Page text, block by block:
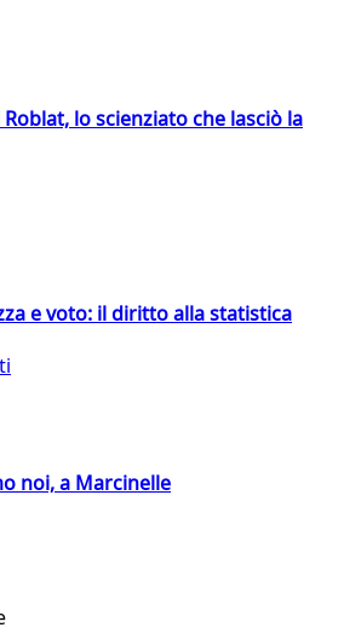
lo scienziato che lasciò la
e voto: il diritto alla statistica
noi, a Marcinelle